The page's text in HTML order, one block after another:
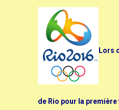
Lors
de Rio pour la